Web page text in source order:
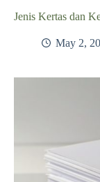
Jenis Kertas dan
May 2,